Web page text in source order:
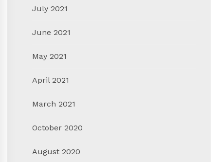
July 2021
June 2021
May 2021
April 2021
March 2021
October 2020
August 2020